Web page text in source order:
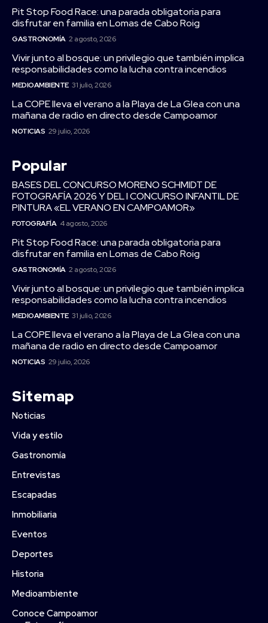
Pit Stop Food Race: una parada obligatoria para
disfrutar en familia en Lomas de Cabo Roig
GASTRONOMÍA 2 agosto, 2026
Vivir junto al bosque: un privilegio que también implica
responsabilidades como la lucha contra incendios
MEDIOAMBIENTE 31 julio, 2026
La COPE lleva el verano a la Playa de La Glea con una
mañana de radio en directo desde Campoamor
NOTICIAS 29 julio, 2026
Popular
BASES DEL CONCURSO MORENO SCHMIDT DE
FOTOGRAFÍA 2026 Y DEL I CONCURSO INFANTIL DE
PINTURA «EL VERANO EN CAMPOAMOR»
FOTOGRAFÍA 4 agosto, 2026
Pit Stop Food Race: una parada obligatoria para
disfrutar en familia en Lomas de Cabo Roig
GASTRONOMÍA 2 agosto, 2026
Vivir junto al bosque: un privilegio que también implica
responsabilidades como la lucha contra incendios
MEDIOAMBIENTE 31 julio, 2026
La COPE lleva el verano a la Playa de La Glea con una
mañana de radio en directo desde Campoamor
NOTICIAS 29 julio, 2026
Sitemap
Noticias
Vida y estilo
Gastronomía
Entrevistas
Escapadas
Inmobiliaria
Eventos
Deportes
Historia
Medioambiente
Conoce Campoamor